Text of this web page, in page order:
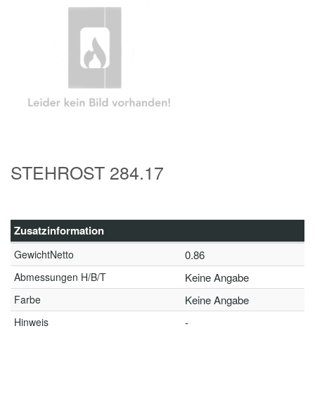
STEHROST 284.17
Zusatzinformation
GewichtNetto 0.86
Abmessungen H/B/T Keine Angabe
Farbe Keine Angabe
Hinweis -